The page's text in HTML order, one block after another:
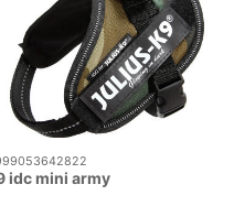
idc mini army